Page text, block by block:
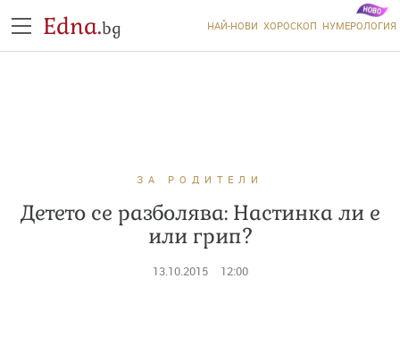
Edna.bg НАЙ-НОВИ ХОРОСКОП НУМЕРОЛОГИЯ
ЗА РОДИТЕЛИ
Детето се разболява: Настинка ли е
или грип?
13.10.2015 12:00